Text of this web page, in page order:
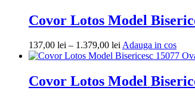
Covor Lotos Model
137,00 lei – 1.379,00 lei Interval
de
137,00 lei
până
Adauga in cos
in
Covor Lotos Model